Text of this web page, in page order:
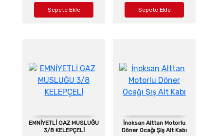
Sepete Ekle Sepete Ekle
EMNİYETLİ GAZ MUSLUĞU
3/8 KELEPÇELİ
İnoksan Alttan Motorlu
Döner Ocağı Şiş Alt Kabı